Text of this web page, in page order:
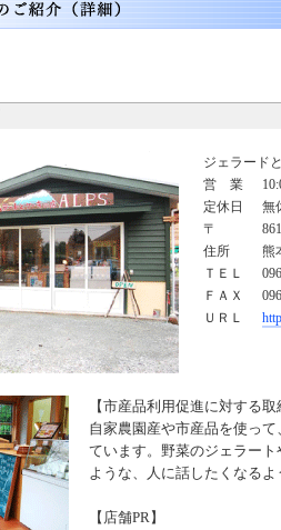
ジェラード
営 業
定休日
無
〒
住所
熊
ＴＥＬ
ＦＡＸ
ＵＲＬ
【市産品利用促進に対する
自家農園産や市産品を使っ
ています。野菜のジェラー
ような、人に話したくなる
【店舗PR】